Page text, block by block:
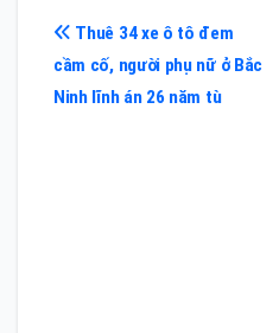
Điều
hướng
Thuê 34 xe ô tô đem
cầm cố, người phụ nữ ở Bắc
Ninh lĩnh án 26 năm tù